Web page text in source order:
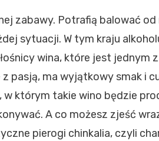
zabawy. Potrafią balować
sytuacji. W tym kraju
wina, które jest jednym
pasją, ma wyjątkowy smak i
którym takie wino będzie
A co możesz zjeść
pierogi chinkalia, czyli